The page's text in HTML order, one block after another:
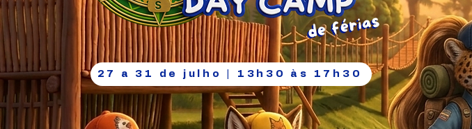
27 a 31 de julho | 13h30 às 17h30